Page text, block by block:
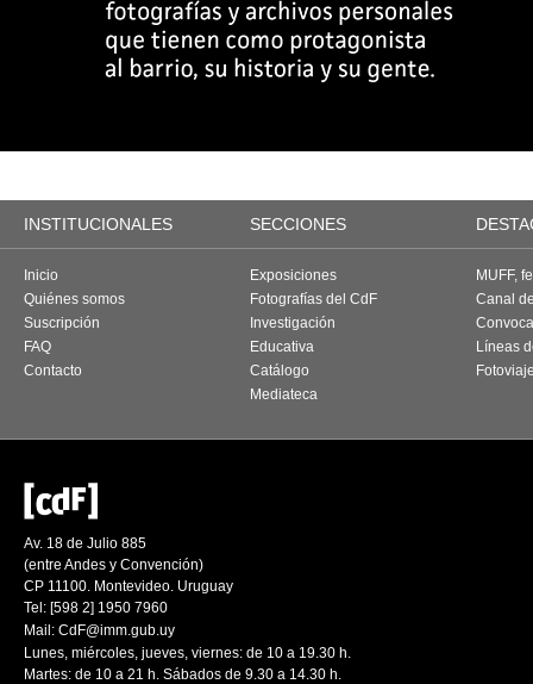
INSTITUCIONALES SECCIONES
Inicio
Quiénes somos
Suscripción
FAQ
Contacto
Exposiciones
Fotografías del CdF
Investigación
Educativa
Catálogo
Mediateca
MUFF,
Canal
Líneas
Av. 18 de Julio 885
(entre Andes y Convención)
CP 11100. Montevideo. Uruguay
Tel: [598 2] 1950 7960
Mail: CdF@imm.gub.uy
Lunes, miércoles, jueves, viernes: de 10 a 19.30 h.
Martes: de 10 a 21 h. Sábados de 9.30 a 14.30 h.